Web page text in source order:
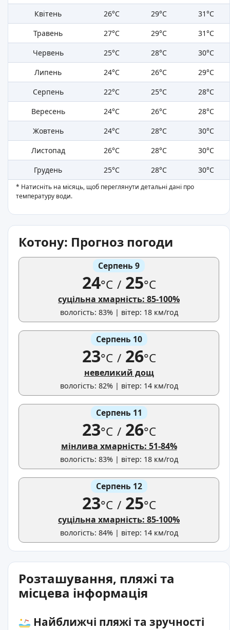
Квітень
26°C 29°C
31°C
Травень
27°C 29°C
31°C
Червень
25°C 28°C
30°C
Липень
24°C 26°C
29°C
Серпень
22°C 25°C
28°C
Вересень
24°C 26°C
28°C
Жовтень
24°C 28°C
30°C
Листопад
26°C 28°C
30°C
Грудень
25°C 28°C 30°C
* Натисніть на місяць, щоб переглянути детальні дані про
температуру води.
Котону: Прогноз погоди
Серпень 9
24°C /25°C
суцільна хмарність: 85-100%
вологість: 83% | вітер: 18 км/год
Серпень 10
23°C /26°C
невеликий дощ
вологість: 82% | вітер: 14 км/год
Серпень 11
23°C /26°C
мінлива хмарність: 51-84%
вологість: 83% | вітер: 18 км/год
Серпень 12
23°C /25°C
суцільна хмарність: 85-100%
вологість: 84% | вітер: 14 км/год
Розташування, пляжі та
місцева інформація
Найближчі пляжі та зручності